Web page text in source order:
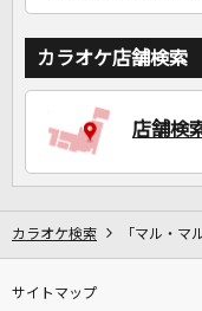
カラオケ店舗検索
店舗検
カラオケ検索 「マル・マ
サイトマップ